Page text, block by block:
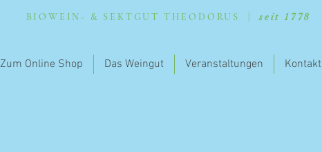
BIOWEIN- & SEKTGUT THEODORUS |seit 1778
Zum Online Shop Das Weingut Veranstaltungen Kontakt